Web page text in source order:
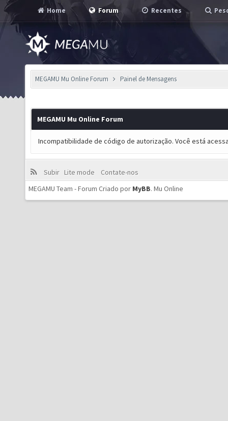
Home Forum Recentes
MEGAMU Mu Online Forum Painel de Mensagens
MEGAMU Mu Online Forum
Incompatibilidade de código de autorização. Você está
Subir Lite mode
Contate-nos
MEGAMU Team - Forum Criado por MyBB. Mu Online